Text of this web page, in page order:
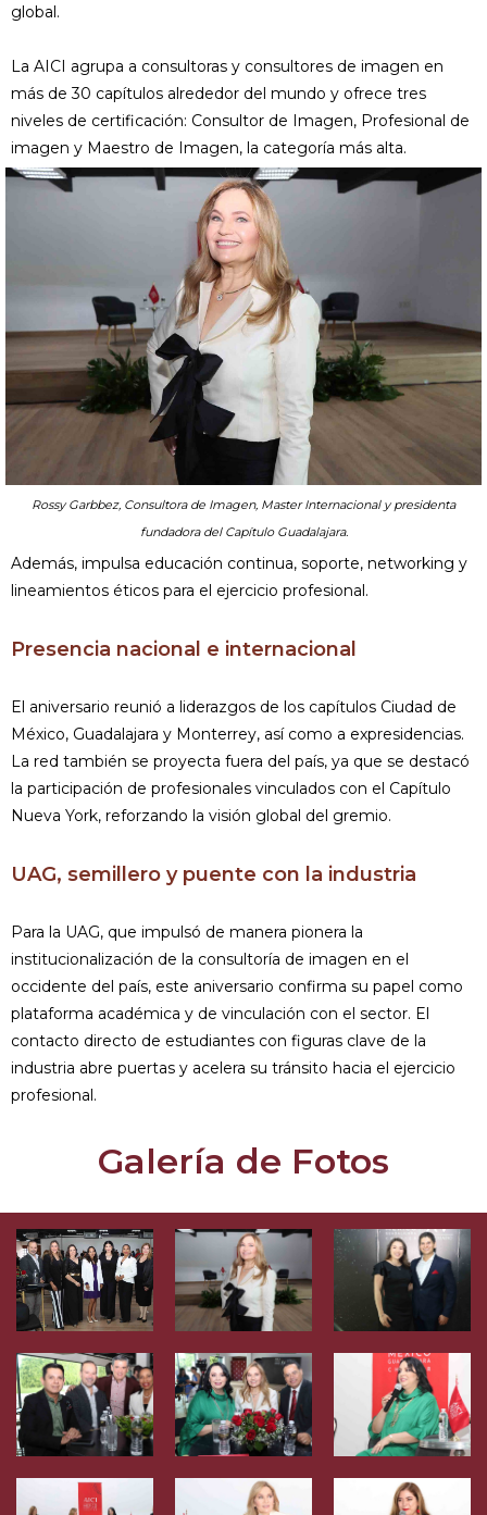
global.
La AICI agrupa a consultoras y consultores de imagen en
más de 30 capítulos alrededor del mundo y ofrece tres
niveles de certificación: Consultor de Imagen, Profesional de
imagen y Maestro de Imagen, la categoría más alta.
Rossy Garbbez, Consultora de Imagen, Master Internacional y presidenta
fundadora del Capítulo Guadalajara.
Además, impulsa educación continua, soporte, networking y
lineamientos éticos para el ejercicio profesional.
Presencia nacional e internacional
El aniversario reunió a liderazgos de los capítulos Ciudad de
México, Guadalajara y Monterrey, así como a expresidencias.
La red también se proyecta fuera del país, ya que se destacó
la participación de profesionales vinculados con el Capítulo
Nueva York, reforzando la visión global del gremio.
UAG, semillero y puente con la industria
Para la UAG, que impulsó de manera pionera la
institucionalización de la consultoría de imagen en el
occidente del país, este aniversario confirma su papel como
plataforma académica y de vinculación con el sector. El
contacto directo de estudiantes con figuras clave de la
industria abre puertas y acelera su tránsito hacia el ejercicio
profesional.
Galería de Fotos